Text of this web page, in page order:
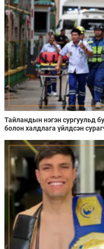
Тайландын нэгэн сургуульд
болон халдлага үйлдсэн